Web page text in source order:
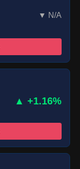
▼ N/A
▲ +1.16%